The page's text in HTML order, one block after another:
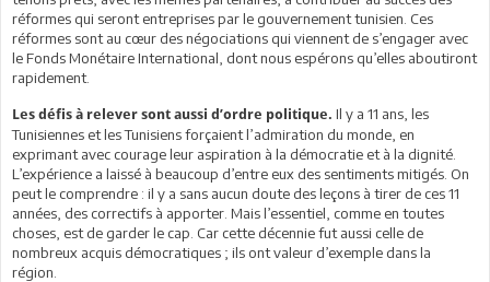
réformes qui seront entreprises par le gouvernement tunisien. Ces
réformes sont au cœur des négociations qui viennent de s’engager avec
le Fonds Monétaire International, dont nous espérons qu’elles aboutiront
rapidement.
Les défis à relever sont aussi d’ordre politique. Il y a 11 ans, les
Tunisiennes et les Tunisiens forçaient l’admiration du monde, en
exprimant avec courage leur aspiration à la démocratie et à la dignité.
L’expérience a laissé à beaucoup d’entre eux des sentiments mitigés. On
peut le comprendre : il y a sans aucun doute des leçons à tirer de ces 11
années, des correctifs à apporter. Mais l’essentiel, comme en toutes
choses, est de garder le cap. Car cette décennie fut aussi celle de
nombreux acquis démocratiques ; ils ont valeur d’exemple dans la
région.